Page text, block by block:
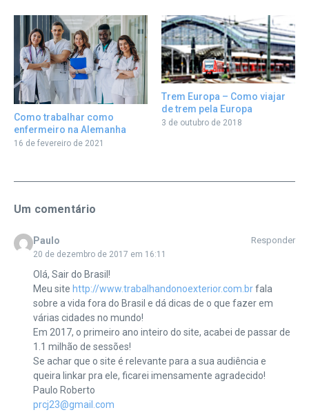
Como trabalhar como
enfermeiro na Alemanha
16 de fevereiro de 2021
Trem Europa – Como viajar
de trem pela Europa
3 de outubro de 2018
Um comentário
Paulo
20 de dezembro de 2017 em 16:11
Responder
Olá, Sair do Brasil!
Meu site http://www.trabalhandonoexterior.com.brfala
sobre a vida fora do Brasil e dá dicas de o que fazer em
várias cidades no mundo!
Em 2017, o primeiro ano inteiro do site, acabei de passar de
1.1 milhão de sessões!
Se achar que o site é relevante para a sua audiência e
queira linkar pra ele, ficarei imensamente agradecido!
Paulo Roberto
prcj23@gmail.com